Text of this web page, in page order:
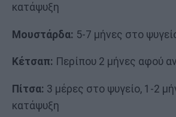
κατάψυξη
Μουστάρδα: 5-7 μήνες στο
Κέτσαπ: Περίπου 2 μήνες αφού
Πίτσα: 3 μέρες στο ψυγείο, 1-2
κατάψυξη